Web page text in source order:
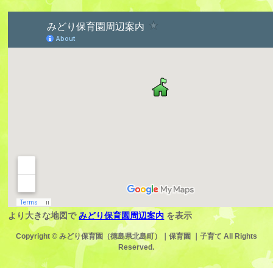
より大きな地図でみどり保育園周辺案内 を表示
Copyright © みどり保育園（徳島県北島町）｜保育園 ｜子育て All Rights
Reserved.